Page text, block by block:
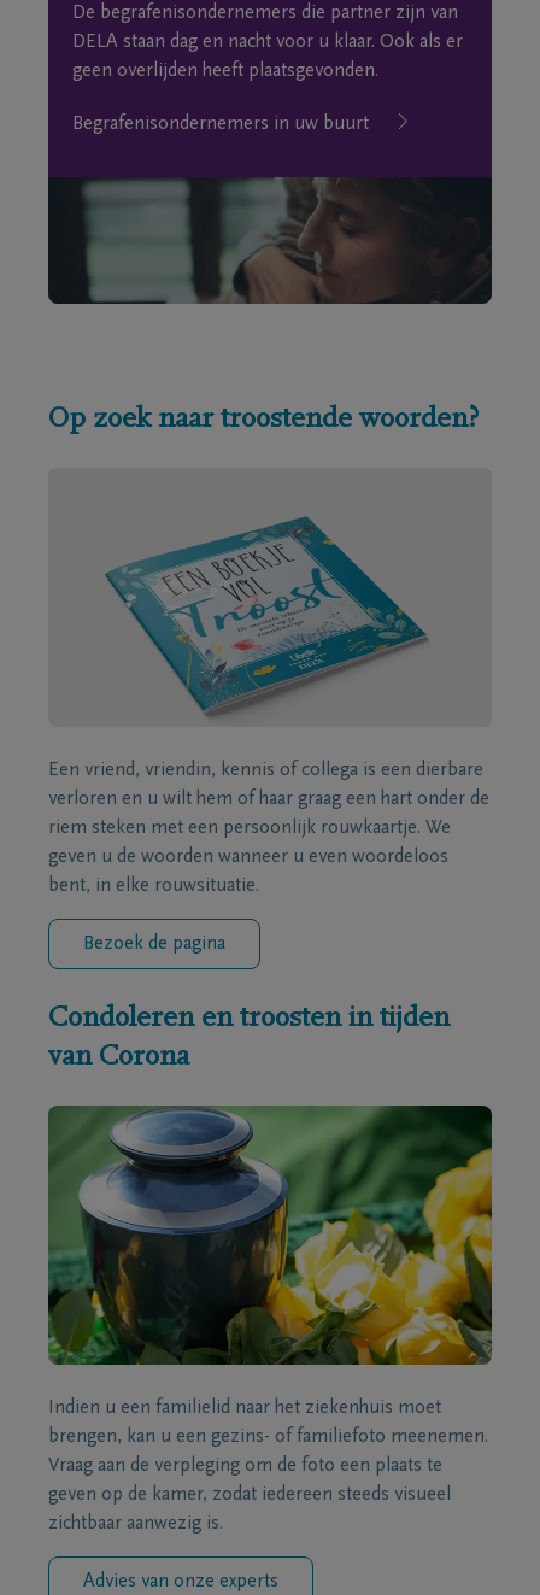
De begrafenisondernemers die partner zijn van
DELA staan dag en nacht voor u klaar. Ook als er
geen overlijden heeft plaatsgevonden.
Begrafenisondernemers in uw buurt
Op zoek naar troostende woorden?
Een vriend, vriendin, kennis of collega is een dierbare
verloren en u wilt hem of haar graag een hart onder de
riem steken met een persoonlijk rouwkaartje. We
geven u de woorden wanneer u even woordeloos
bent, in elke rouwsituatie.
Bezoek de pagina
Condoleren en troosten in tijden
van Corona
Indien u een familielid naar het ziekenhuis moet
brengen, kan u een gezins- of familiefoto meenemen.
Vraag aan de verpleging om de foto een plaats te
geven op de kamer, zodat iedereen steeds visueel
zichtbaar aanwezig is.
Advies van onze experts